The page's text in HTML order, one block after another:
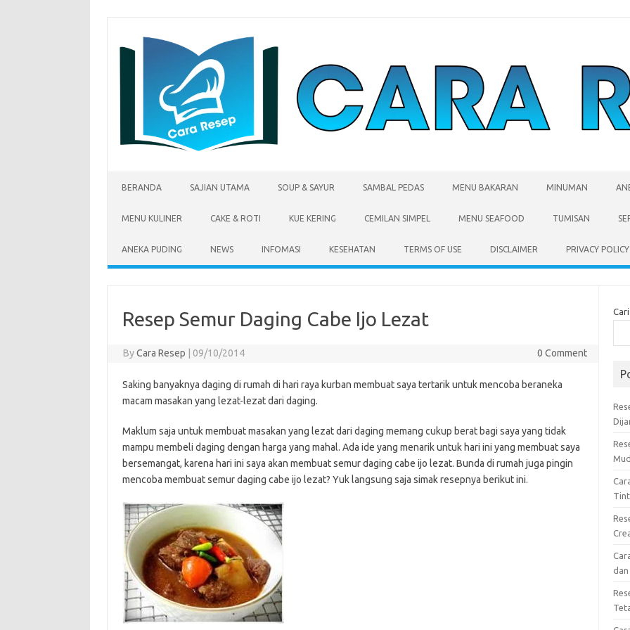
BERANDA SAJIAN UTAMA SOUP & SAYUR SAMBAL PEDAS MENU BAKARAN MINUMAN
MENU KULINER CAKE & ROTI KUE KERING CEMILAN SIMPEL MENU SEAFOOD TUMISAN
ANEKA PUDING NEWS INFOMASI KESEHATAN TERMS OF USE DISCLAIMER PRIVACY POLICY
Resep Semur Daging Cabe Ijo Lezat
ByCara Resep | 09/10/2014 0 Comment
Saking banyaknya daging di rumah di hari raya kurban membuat saya tertarik untuk mencoba beraneka
macam masakan yang lezat-lezat dari daging.
Maklum saja untuk membuat masakan yang lezat dari daging memang cukup berat bagi saya yang tidak
mampu membeli daging dengan harga yang mahal. Ada ide yang menarik untuk hari ini yang membuat saya
bersemangat, karena hari ini saya akan membuat semur daging cabe ijo lezat. Bunda di rumah juga pingin
mencoba membuat semur daging cabe ijo lezat? Yuk langsung saja simak resepnya berikut ini.
Cari